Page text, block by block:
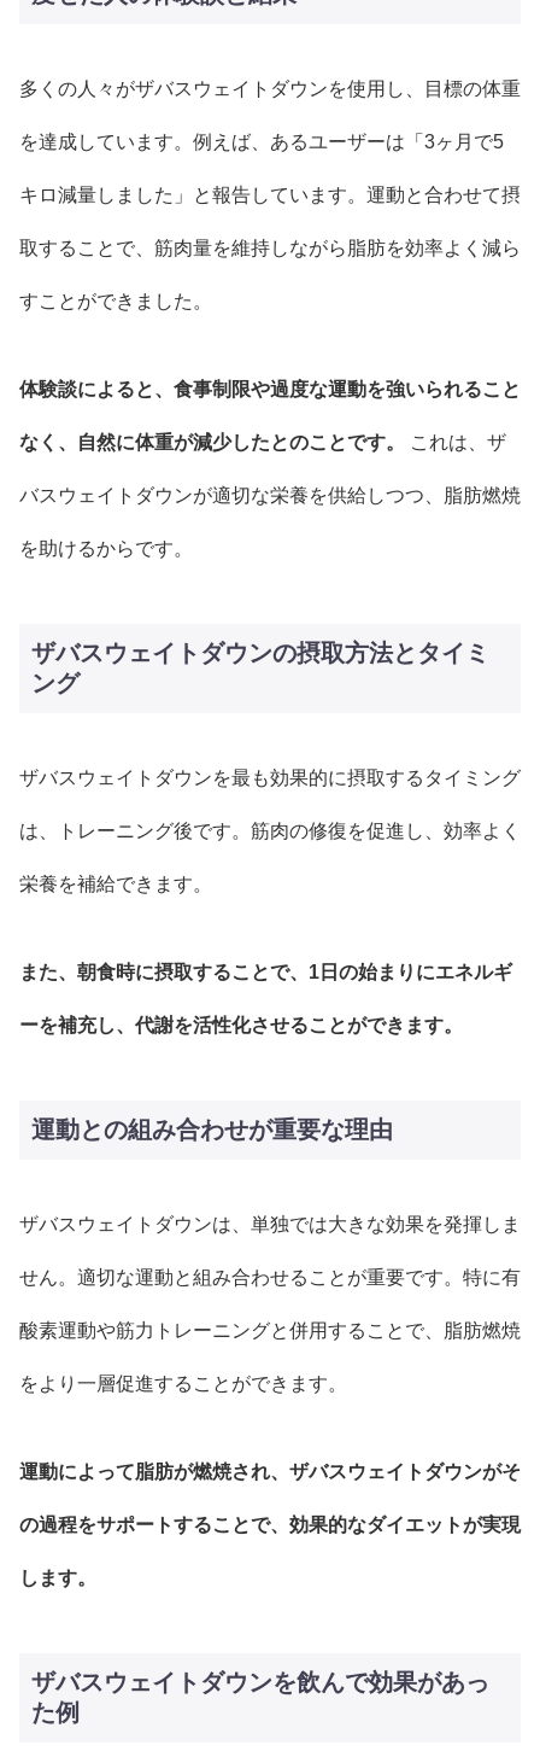
多くの人々がザバスウェイトダウンを使用し、目標の体重
を達成しています。例えば、あるユーザーは「3ヶ月で5
キロ減量しました」と報告しています。運動と合わせて摂
取することで、筋肉量を維持しながら脂肪を効率よく減ら
すことができました。
体験談によると、食事制限や過度な運動を強いられること
なく、自然に体重が減少したとのことです。 これは、ザ
バスウェイトダウンが適切な栄養を供給しつつ、脂肪燃焼
を助けるからです。
ザバスウェイトダウンの摂取方法とタイミ
ング
ザバスウェイトダウンを最も効果的に摂取するタイミング
は、トレーニング後です。筋肉の修復を促進し、効率よく
栄養を補給できます。
また、朝食時に摂取することで、1日の始まりにエネルギ
ーを補充し、代謝を活性化させることができます。
運動との組み合わせが重要な理由
ザバスウェイトダウンは、単独では大きな効果を発揮しま
せん。適切な運動と組み合わせることが重要です。特に有
酸素運動や筋力トレーニングと併用することで、脂肪燃焼
をより一層促進することができます。
運動によって脂肪が燃焼され、ザバスウェイトダウンがそ
の過程をサポートすることで、効果的なダイエットが実現
します。
ザバスウェイトダウンを飲んで効果があっ
た例